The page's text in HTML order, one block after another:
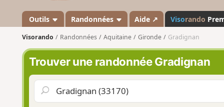
a
n
d
o
Outils Randonnées Aide ↗ Visorando
Visorando Randonnées Aquitaine Gironde Gradignan
Trouver une randonnée Gradignan